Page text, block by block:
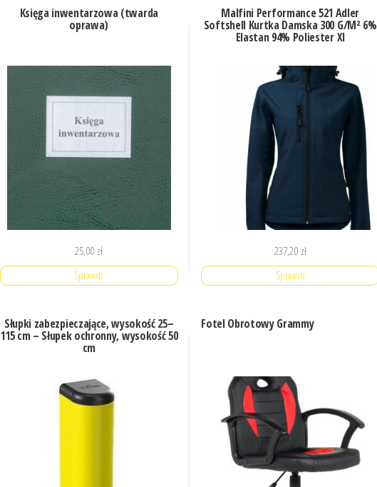
Księga inwentarzowa (twarda
oprawa)
25,00 zł
Sprawdź
Malfini Performance 521 Adler
Softshell Kurtka Damska 300 G/M² 6%
Elastan 94% Poliester Xl
237,20 zł
Sprawdź
Słupki zabezpieczające, wysokość 25–
115 cm – Słupek ochronny, wysokość 50
cm
Fotel Obrotowy Grammy